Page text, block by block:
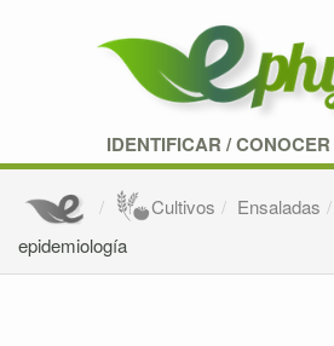
IDENTIFICAR /CONOCER
Cultivos Ensaladas
epidemiología